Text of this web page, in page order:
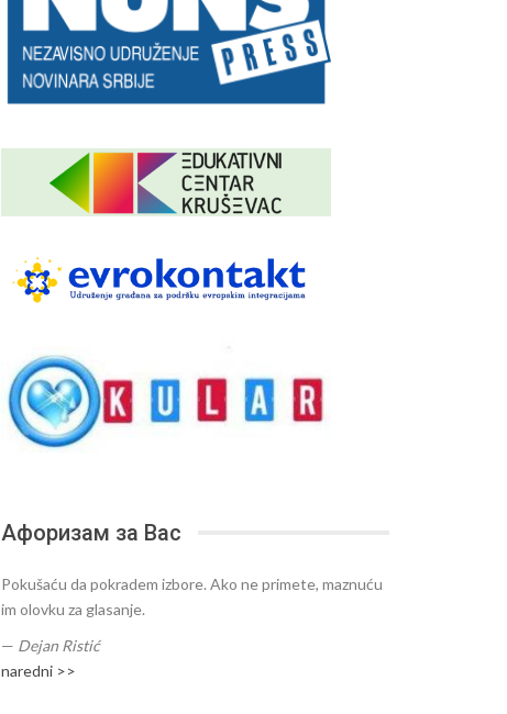
Афоризам за Вас
Pokušaću da pokradem izbore. Ako ne primete, maznuću
im olovku za glasanje.
— Dejan Ristić
naredni >>